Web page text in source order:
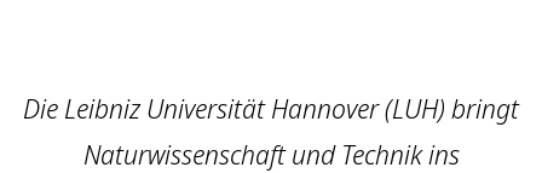
Die Leibniz Universität Hannover (LUH) bringt
Naturwissenschaft und Technik ins